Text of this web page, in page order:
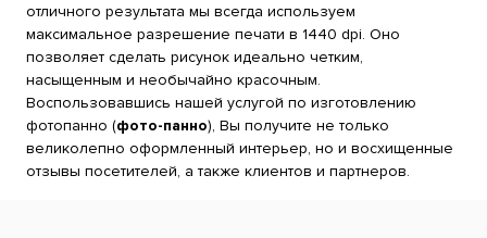
отличного результата мы всегда используем
максимальное разрешение печати в 1440 dpi. Оно
позволяет сделать рисунок идеально четким,
насыщенным и необычайно красочным.
Воспользовавшись нашей услугой по изготовлению
фотопанно (фото-панно), Вы получите не только
великолепно оформленный интерьер, но и восхищенные
отзывы посетителей, а также клиентов и партнеров.